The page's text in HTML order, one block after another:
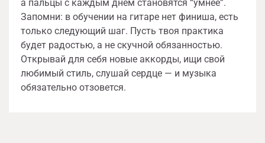
а пальцы с каждым днем становятся “умнее”.
Запомни: в обучении на гитаре нет финиша, есть
только следующий шаг. Пусть твоя практика
будет радостью, а не скучной обязанностью.
Открывай для себя новые аккорды, ищи свой
любимый стиль, слушай сердце — и музыка
обязательно отзовется.